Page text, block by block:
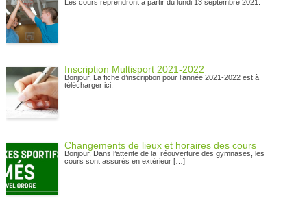
Les cours reprendront à partir du lundi 13 septembre 2021.
Inscription Multisport 2021-2022
Bonjour, La fiche d’inscription pour l’année 2021-2022 est à
télécharger ici.
Changements de lieux et horaires des cours
Bonjour, Dans l’attente de la réouverture des gymnases, les
cours sont assurés en extérieur […]